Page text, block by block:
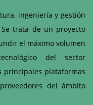
ingeniería y gestión
trata de un proyecto
el máximo volumen
del sector
principales plataformas
del ámbito